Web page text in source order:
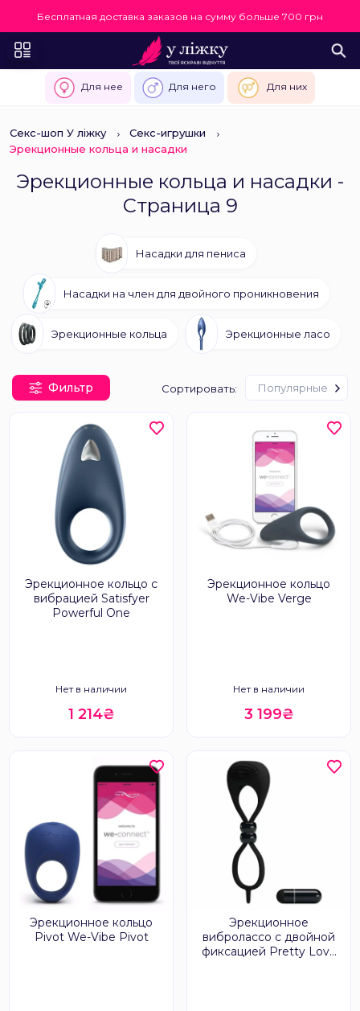
Бесплатная доставка заказов на сумму больше 700 грн
Для нее Для него Для них
Секс-шоп У ліжку
Секс-игрушки
Эрекционные кольца и насадки
Эрекционные кольца и насадки -
Страница 9
Насадки для пениса
Насадки на член для двойного проникновения
Эрекционные кольца Эрекционные ласо
Фильтр Сортировать: Популярные
Эрекционное кольцо с
вибрацией Satisfyer
Powerful One
Нет в наличии
1 214₴
Эрекционное кольцо
We-Vibe Verge
Нет в наличии
3 199₴
Эрекционное кольцо
Pivot We-Vibe Pivot
Эрекционное
вибролассо с двойной
фиксацией Pretty Love